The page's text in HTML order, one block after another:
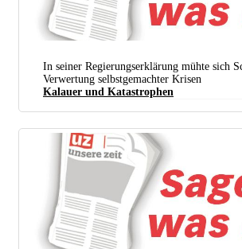
In seiner Regierungserklärung mühte sich
Verwertung selbstgemachter Krisen
Kalauer und Katastrophen